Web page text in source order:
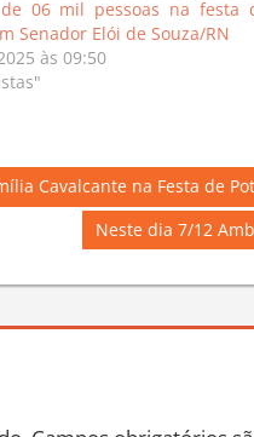
06 mil pessoas na festa
Senador Elói de Souza/RN
às 09:50
Cavalcante na Festa de
Next
Neste dia 7/12